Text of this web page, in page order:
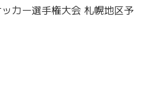
カー選手権大会 札幌地区予